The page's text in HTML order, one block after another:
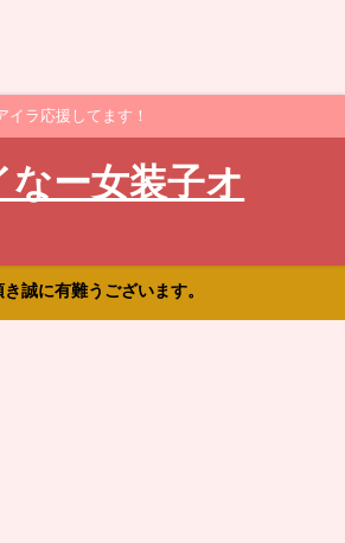
ラ応援してます！
ー女装子オ
誠に有難うございます。